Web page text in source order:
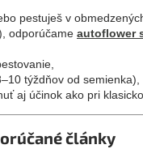
pestuješ v
odporúčame autoflower
týždňov od semienka),
aj účinok ako pri
články